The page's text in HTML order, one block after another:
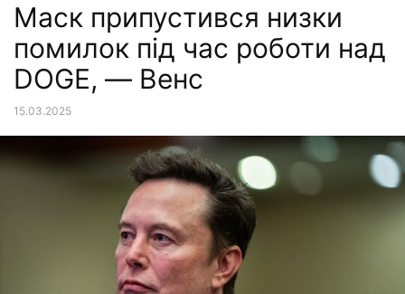
Маск припустився низки
помилок під час роботи над
DOGE, — Венс
15.03.2025